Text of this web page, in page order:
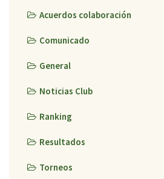
Acuerdos colaboración
Comunicado
General
Noticias Club
Ranking
Resultados
Torneos